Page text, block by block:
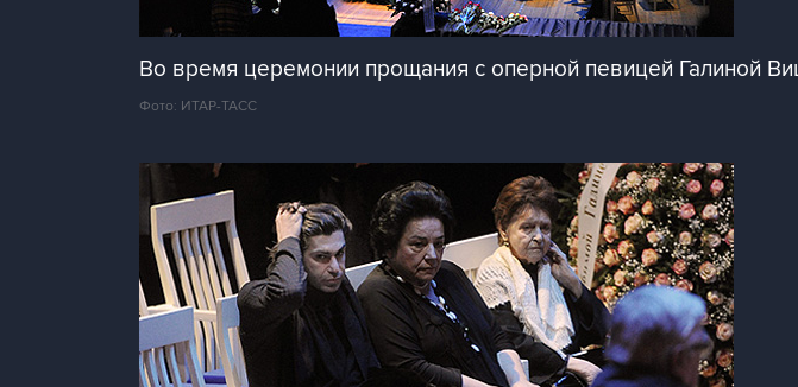
Во время церемонии прощания с оперной певицей Галиной
Фото: ИТАР-ТАСС